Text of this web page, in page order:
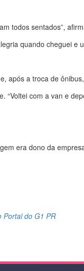
todos sentados”,
quando cheguei e
após a troca de
“Voltei com a van e
era dono da
Portal do G1 PR